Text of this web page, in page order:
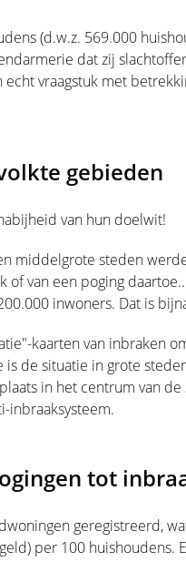
(d.w.z. 569.000
dat zij
vraagstuk met
gebieden
van hun doelwit!
middelgrote steden
of van een poging
inwoners. Dat is
kaarten van inbraken
de situatie in grote
in het centrum van
inbraaksysteem.
tot
geregistreerd,
per 100 huishoudens.